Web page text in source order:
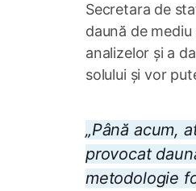
Secretara de
daună de
analizelor și a
solului și vor
„Până acum,
provocat
metodologie